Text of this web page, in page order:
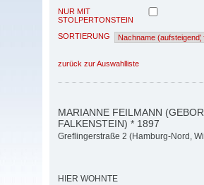
NUR MIT
STOLPERTONSTEIN
SORTIERUNG
zurück zur Auswahlliste
MARIANNE FEILMANN
FALKENSTEIN) * 1897
Greflingerstraße 2 (Hamburg-Nord,
HIER WOHNTE